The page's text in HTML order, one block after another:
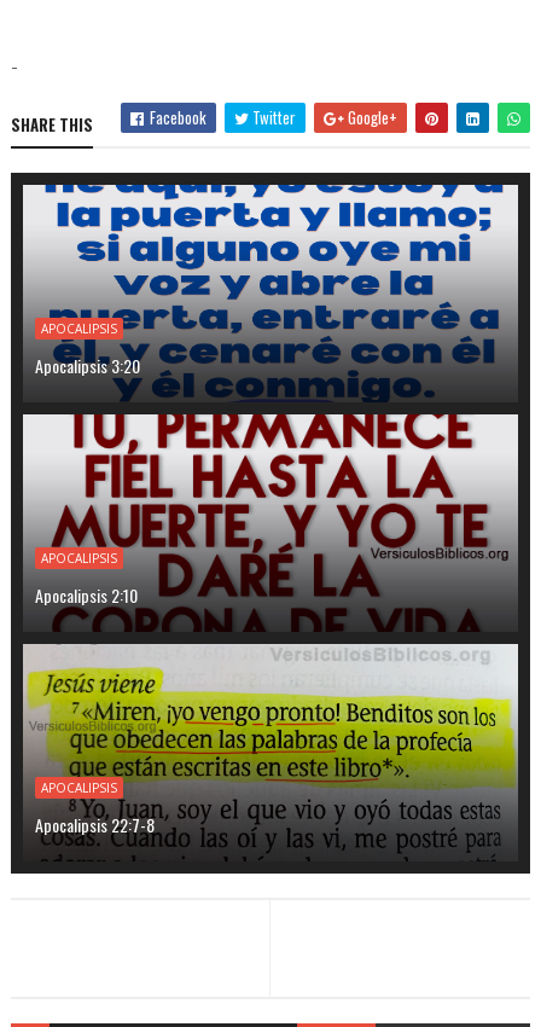
-
SHARE THIS Facebook Twitter Google+
APOCALIPSIS
Apocalipsis 3:20
APOCALIPSIS
Apocalipsis 2:10
APOCALIPSIS
Apocalipsis 22:7-8